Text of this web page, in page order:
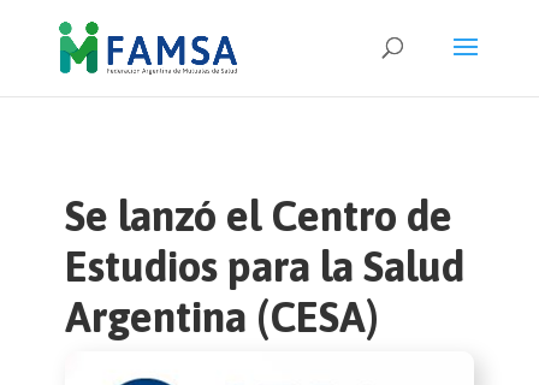
Se lanzó el Centro de
Estudios para la Salud
Argentina (CESA)